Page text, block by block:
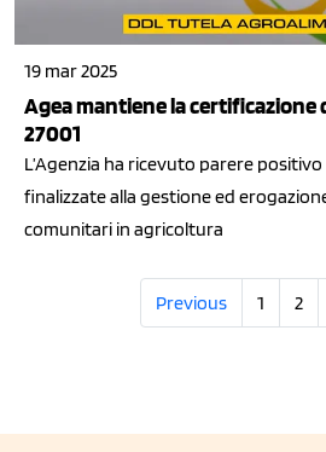
19 mar 2025
Agea mantiene la certificazione
27001
L’Agenzia ha ricevuto parere
finalizzate alla gestione ed
comunitari in agricoltura
Previous 1 2